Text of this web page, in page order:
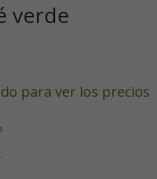
verde
para ver los precios